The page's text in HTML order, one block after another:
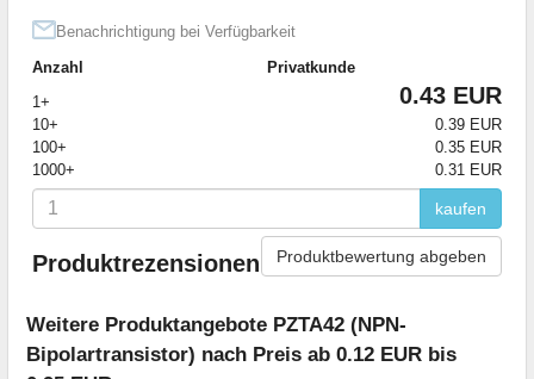
Benachrichtigung bei Verfügbarkeit
Anzahl
Privatkunde
1+
0.43 EUR
10+
0.39 EUR
100+
0.35 EUR
1000+
0.31 EUR
kaufen
Produktrezensionen Produktbewertung abgeben
Weitere Produktangebote PZTA42 (NPN-
Bipolartransistor) nach Preis ab 0.12 EUR bis